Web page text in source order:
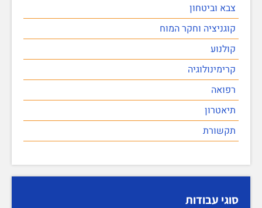
צבא וביטחון
קוגניציה וחקר המוח
קולנוע
קרימינולוגיה
רפואה
תיאטרון
תקשורת
סוגי עבודות